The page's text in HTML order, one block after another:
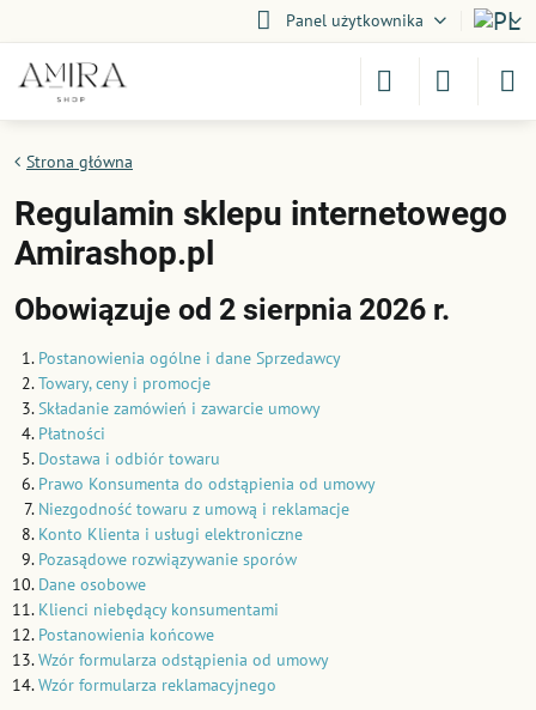
Panel użytkownika
Strona główna
Regulamin sklepu internetowego
Amirashop.pl
Obowiązuje od 2 sierpnia 2026 r.
Postanowienia ogólne i dane Sprzedawcy
Towary, ceny i promocje
Składanie zamówień i zawarcie umowy
Płatności
Dostawa i odbiór towaru
Prawo Konsumenta do odstąpienia od umowy
Niezgodność towaru z umową i reklamacje
Konto Klienta i usługi elektroniczne
Pozasądowe rozwiązywanie sporów
Dane osobowe
Klienci niebędący konsumentami
Postanowienia końcowe
Wzór formularza odstąpienia od umowy
Wzór formularza reklamacyjnego